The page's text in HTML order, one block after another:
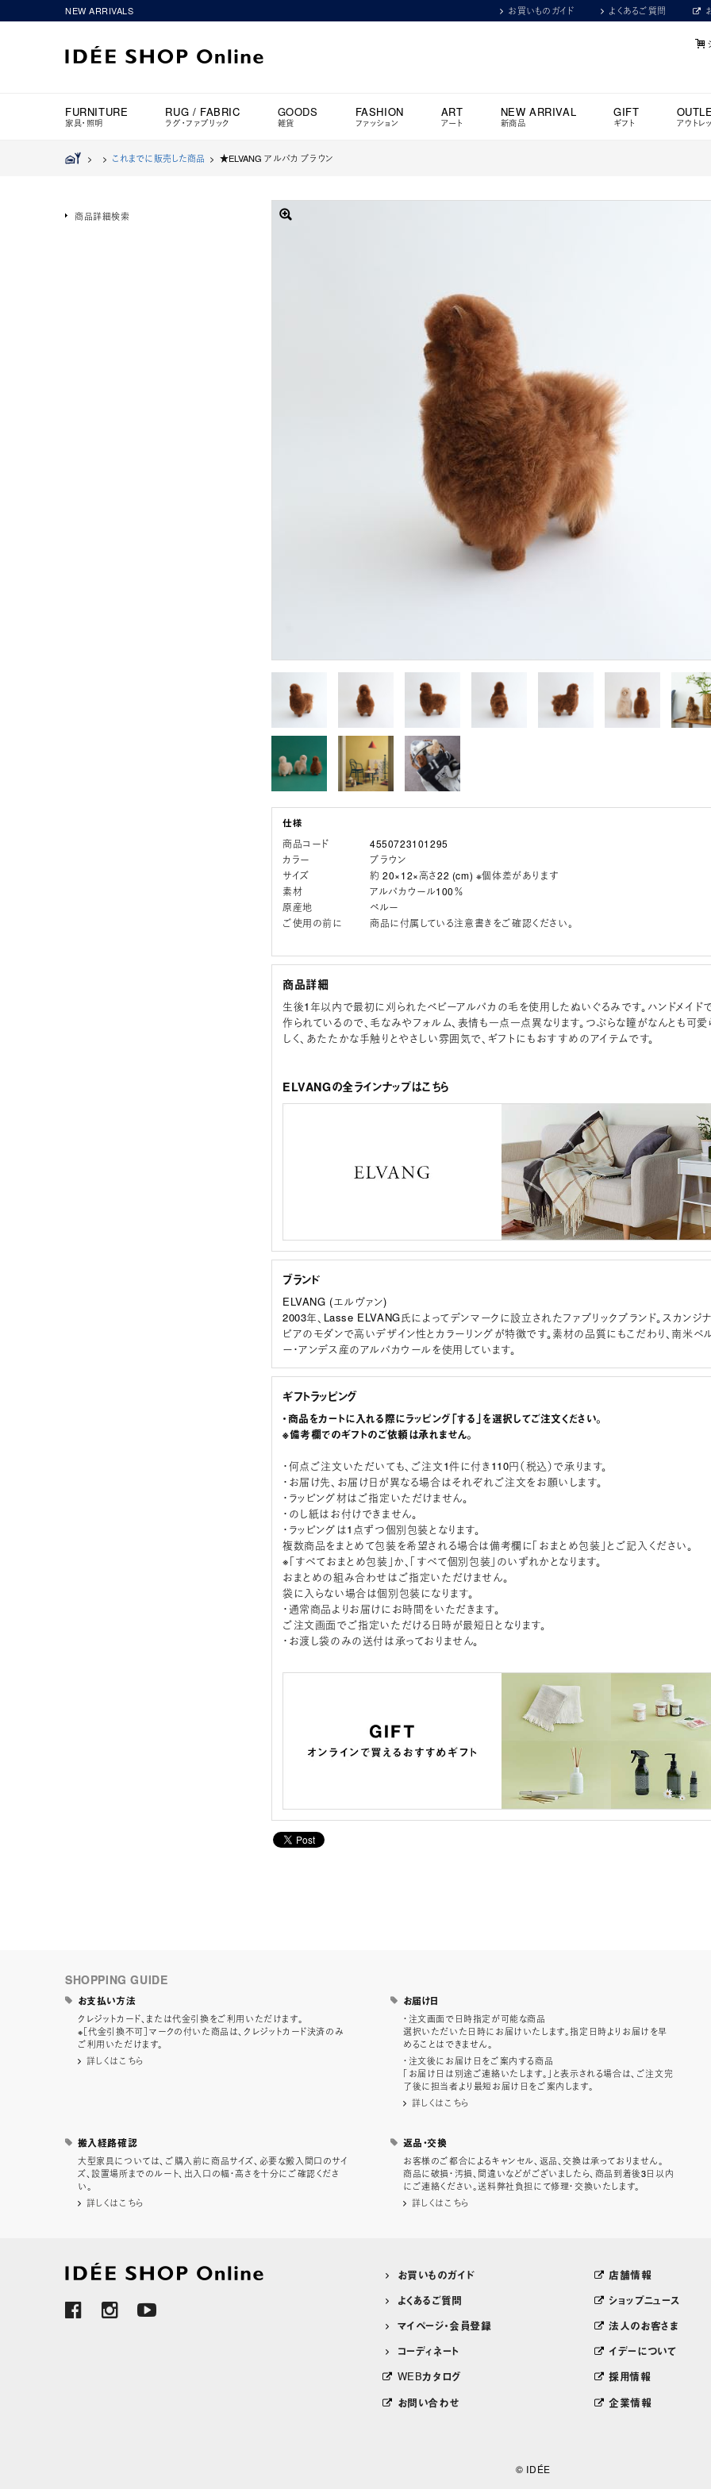
NEW ARRIVALS お買いものガイド よくあるご質問
FURNITURE
家具・照明
RUG / FABRIC
ラグ・ファブリック
GOODS
雑貨
FASHION
ファッション
ART
アート
NEW ARRIVAL
新商品
GIFT
ギフト アウトレ
> > これまでに販売した商品 > ★ELVANG アルパカ ブラウン
商品コード
4550723101295
カラー
ブラウン
サイズ
約 20×12×高さ22 (cm) ※個体差があります
素材
アルパカウール100％
原産地
ペルー
ご使用の前に
商品に付属している注意書きをご確認ください。
商品詳細
生後1年以内で最初に刈られたベビーアルパカの毛を使用したぬいぐるみです。ハンドメイド
作られているので、毛なみやフォルム、表情も一点一点異なります。つぶらな瞳がなんとも可愛
しく、あたたかな手触りとやさしい雰囲気で、ギフトにもおすすめのアイテムです。
ELVANGの全ラインナップはこちら
ブランド
ELVANG (エルヴァン)
2003年、Lasse ELVANG氏によってデンマークに設立されたファブリックブランド。スカンジ
ビアのモダンで高いデザイン性とカラーリングが特徴です。素材の品質にもこだわり、南米ペ
ー・アンデス産のアルパカウールを使用しています。
ギフトラッピング
・商品をカートに入れる際にラッピング「する」を選択してご注文ください。
※備考欄でのギフトのご依頼は承れません。
・何点ご注文いただいても、ご注文1件に付き110円（税込）で承ります。
・お届け先、お届け日が異なる場合はそれぞれご注文をお願いします。
・ラッピング材はご指定いただけません。
・のし紙はお付けできません。
・ラッピングは1点ずつ個別包装となります。
複数商品をまとめて包装を希望される場合は備考欄に「おまとめ包装」とご記入ください。
※「すべておまとめ包装」か、「すべて個別包装」のいずれかとなります。
おまとめの組み合わせはご指定いただけません。
袋に入らない場合は個別包装になります。
・通常商品よりお届けにお時間をいただきます。
ご注文画面でご指定いただける日時が最短日となります。
・お渡し袋のみの送付は承っておりません。
商品詳細検索
SHOPPING GUIDE
お支払い方法
クレジットカード、または代金引換をご利用いただけます。
※［代金引換不可］マークの付いた商品は、クレジットカード決済のみ
ご利用いただけます。
詳しくはこちら
お届け日
・注文画面で日時指定が可能な商品
選択いただいた日時にお届けいたします。指定日時よりお届けを早
めることはできません。
・注文後にお届け日をご案内する商品
「お届け日は別途ご連絡いたします。」と表示される場合は、ご注文完
了後に担当者より最短お届け日をご案内します。
詳しくはこちら
搬入経路確認
大型家具については、ご購入前に商品サイズ、必要な搬入間口のサイ
ズ、設置場所までのルート、出入口の幅・高さを十分にご確認くださ
い。
詳しくはこちら
返品・交換
お客様のご都合によるキャンセル、返品、交換は承っておりません。
商品に破損・汚損、間違いなどがございましたら、商品到着後3日以内
にご連絡ください。送料弊社負担にて修理・交換いたします。
詳しくはこちら
お買いものガイド
よくあるご質問
マイページ・会員登録
コーディネート
WEBカタログ
お問い合わせ
店舗情報
ショップニュース
法人のお客さま
イデーについて
採用情報
企業情報
© IDÉE